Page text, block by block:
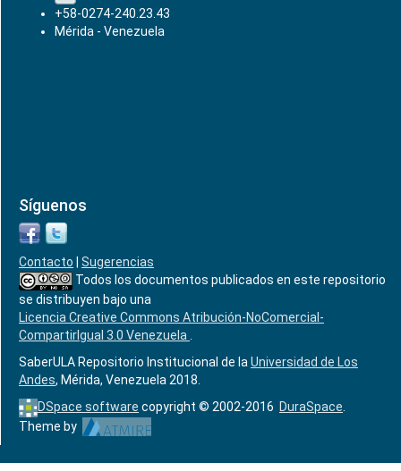
+58-0274-240.23.43
Mérida - Venezuela
Síguenos
Contacto
Sugerencias
Todos los documentos publicados en este repositorio
se distribuyen bajo una
Licencia Creative Commons Atribución-NoComercial-
CompartirIgual 3.0 Venezuela
SaberULA Repositorio Institucional de la Universidad de Los
Andes, Mérida, Venezuela 2018.
DSpace software copyright © 2002-2016 DuraSpace
Theme by